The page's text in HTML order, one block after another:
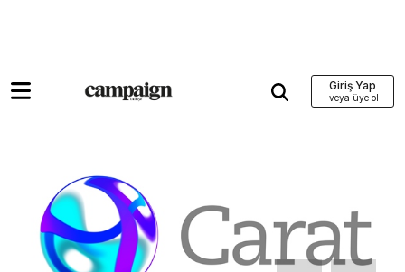
Giriş Yap